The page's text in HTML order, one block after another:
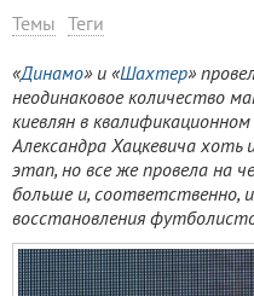
Темы Теги
«Динамо» и «Шахтер»
неодинаковое количество
киевлян в
Александра Хацкевича хоть
этап, но все же провела на
больше и, соответственно,
восстановления